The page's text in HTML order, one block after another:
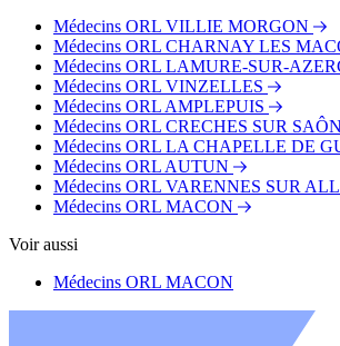
Médecins ORL VILLIE MORGON
Médecins ORL CHARNAY LES
Médecins ORL LAMURE-SUR-
Médecins ORL VINZELLES
Médecins ORL AMPLEPUIS
Médecins ORL CRECHES SUR
Médecins ORL LA CHAPELLE DE
Médecins ORL AUTUN
Médecins ORL VARENNES SUR
Médecins ORL MACON
Voir aussi
Médecins ORL MACON